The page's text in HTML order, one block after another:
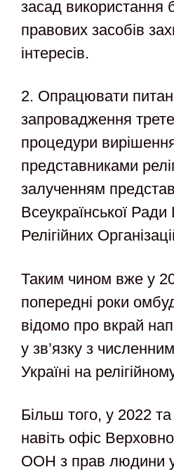
засад використання
правових засобів
інтересів.
2. Опрацювати
запровадження
процедури
представниками
залученням
Всеукраїнської
Релігійних
Таким чином вже у
попередні роки
відомо про вкрай
у зв’язку з
Україні на
Більш того, у 2022
навіть офіс
ООН з прав людини у